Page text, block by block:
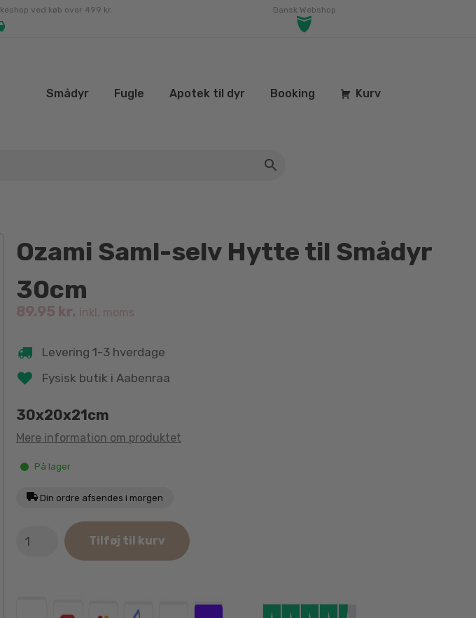
ved køb over 499 kr. Dansk Webshop
Smådyr Fugle Apotek til dyr Booking Kurv
Ozami Saml-selv Hytte til Smådyr
30cm
89.95 kr. inkl. moms
Levering 1-3 hverdage
Fysisk butik i Aabenraa
30x20x21cm
Mere information om produktet
På lager
Din ordre afsendes i morgen
Saml-
Tilføj til kurv